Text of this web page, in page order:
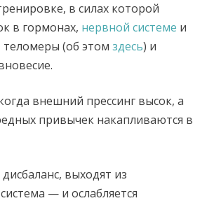
в силах которой
в гормонах, нервной системе и
теломеры (об этомздесь) и
внешний прессинг высок, а
привычек накапливаются в
выходят из
— и ослабляется